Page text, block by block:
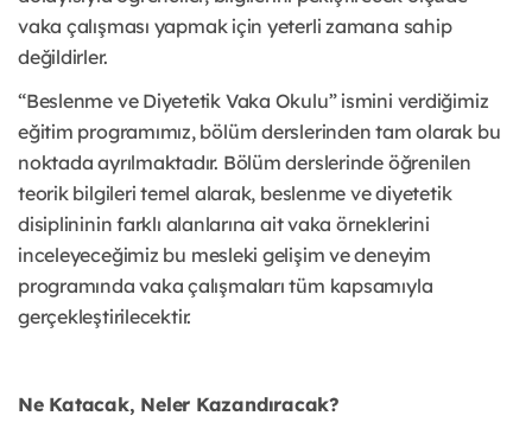
vaka çalışması yapmak için yeterli zamana sahip
değildirler.
“Beslenme ve Diyetetik Vaka Okulu” ismini verdiğimiz
eğitim programımız, bölüm derslerinden tam olarak bu
noktada ayrılmaktadır. Bölüm derslerinde öğrenilen
teorik bilgileri temel alarak, beslenme ve diyetetik
disiplininin farklı alanlarına ait vaka örneklerini
inceleyeceğimiz bu mesleki gelişim ve deneyim
programında vaka çalışmaları tüm kapsamıyla
gerçekleştirilecektir.
Ne Katacak, Neler Kazandıracak?